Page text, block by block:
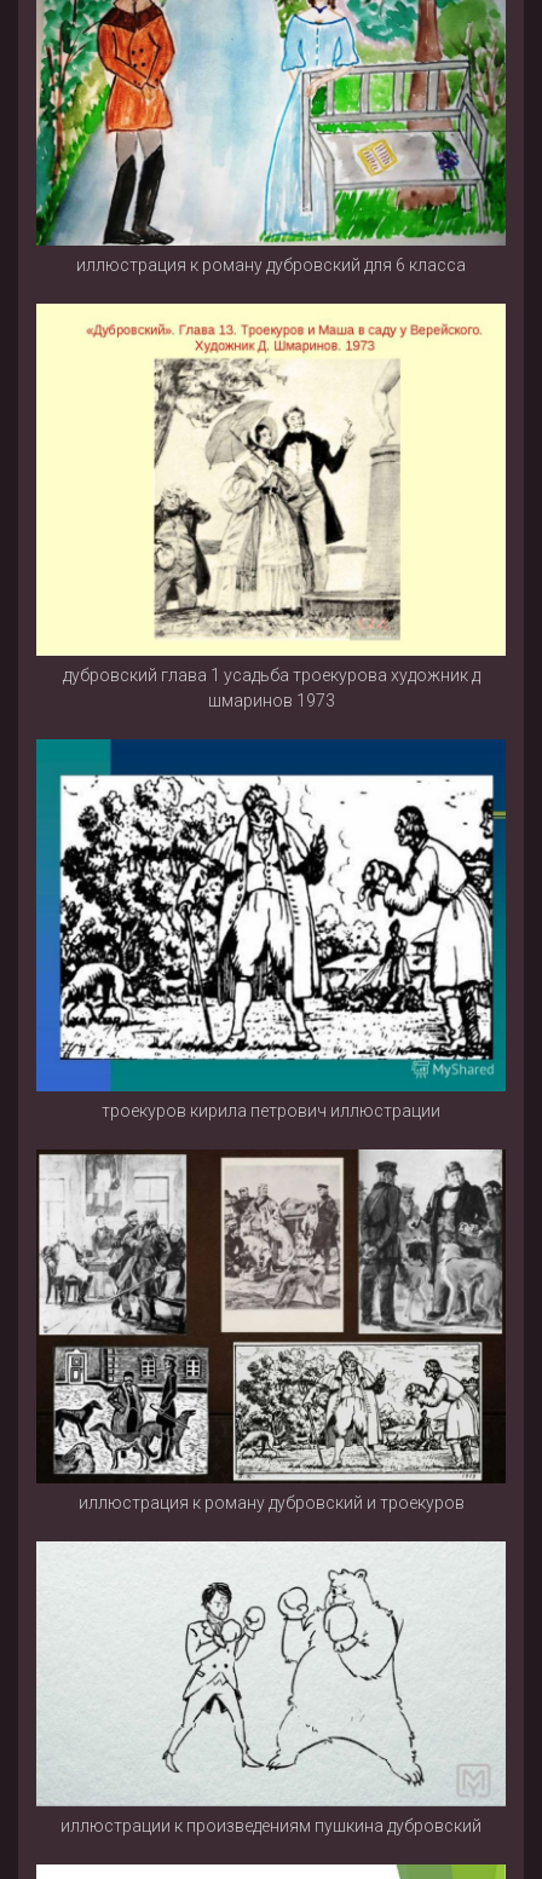
иллюстрация к роману дубровский для 6 класса
дубровский глава 1 усадьба троекурова художник д
шмаринов 1973
троекуров кирила петрович иллюстрации
иллюстрация к роману дубровский и троекуров
иллюстрации к произведениям пушкина дубровский